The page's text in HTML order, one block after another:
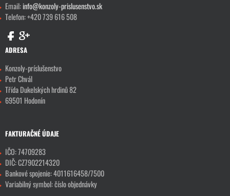
Email:info@konzoly-prislusenstvo.sk
Telefon: +420 739 616 508
ADRESA
Konzoly-príslušenstvo
Petr Chvál
Třída Dukelských hrdinů 82
69501 Hodonín
FAKTURAČNÉ ÚDAJE
IČO: 74709283
DIČ: CZ7902214320
Bankové spojenie: 4011616458/7500
Variabilný symbol: číslo objednávky